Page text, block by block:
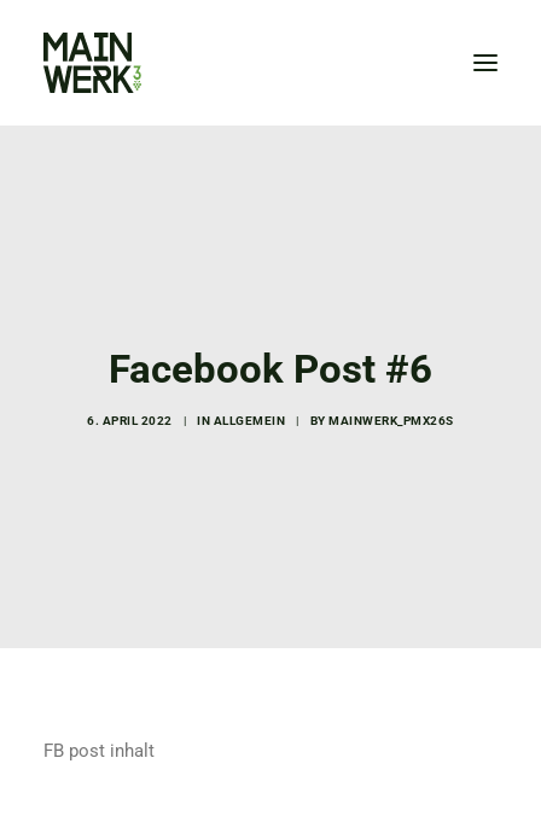
Facebook Post #6
6. APRIL 2022 | IN ALLGEMEIN | BYMAINWERK_PMX26S
FB post inhalt